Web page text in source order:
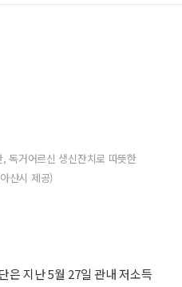
독거어르신 생신잔치로 따뜻한
산시 제공)
은 지난 5월 27일 관내 저소득